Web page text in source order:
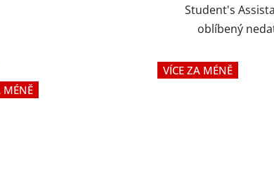
Student's
oblíbený
MÉNĚ
VÍCE ZA MÉNĚ